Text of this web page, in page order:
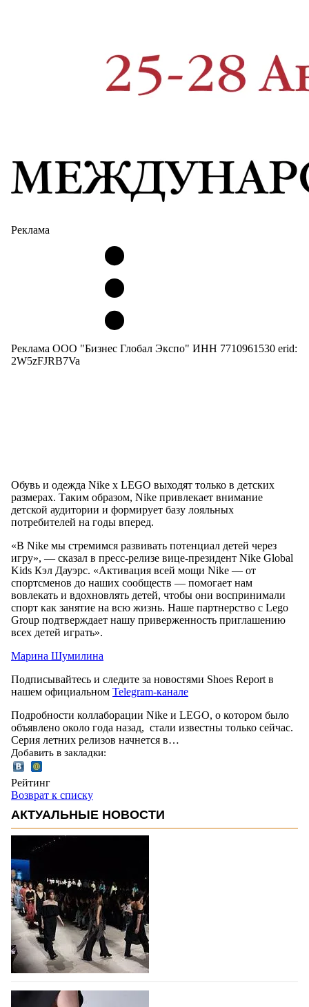
Реклама
Реклама ООО "Бизнес Глобал Экспо" ИНН 7710961530 erid:
2W5zFJRB7Va
Обувь и одежда Nike x LEGO выходят только в детских
размерах. Таким образом, Nike привлекает внимание
детской аудитории и формирует базу лояльных
потребителей на годы вперед.
«В Nike мы стремимся развивать потенциал детей через
игру», — сказал в пресс-релизе вице-президент Nike Global
Kids Кэл Дауэрс. «Активация всей мощи Nike — от
спортсменов до наших сообществ — помогает нам
вовлекать и вдохновлять детей, чтобы они воспринимали
спорт как занятие на всю жизнь. Наше партнерство с Lego
Group подтверждает нашу приверженность приглашению
всех детей играть».
Марина Шумилина
Подписывайтесь и следите за новостями Shoes Report в
нашем официальном Telegram-канале
Подробности коллаборации Nike и LEGO, о котором было
объявлено около года назад, стали известны только сейчас.
Серия летних релизов начнется в…
Добавить в закладки:
Рейтинг
Возврат к списку
АКТУАЛЬНЫЕ НОВОСТИ
На участие в Московской неделе моды